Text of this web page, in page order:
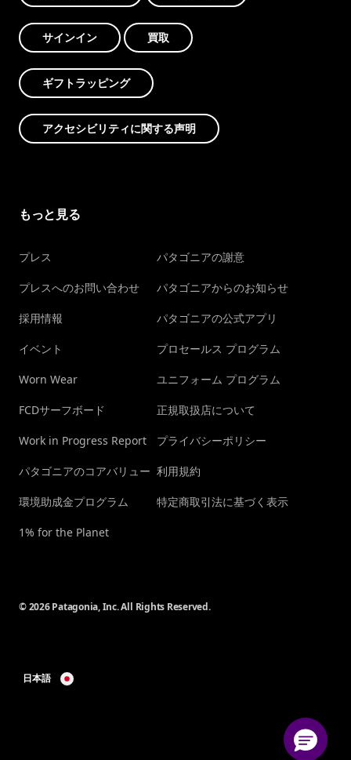
サインイン 買取
ギフトラッピング
アクセシビリティに関する声明
もっと見る
プレス
プレスへのお問い合わせ
採用情報
イベント
Worn Wear
FCDサーフボード
Work in Progress Report
パタゴニアのコアバリュー
環境助成金プログラム
1% for the Planet
パタゴニアの謝意
パタゴニアからのお知らせ
パタゴニアの公式アプリ
プロセールス プログラム
ユニフォーム プログラム
正規取扱店について
プライバシーポリシー
利用規約
特定商取引法に基づく表示
© 2026 Patagonia, Inc. All Rights Reserved.
日本語